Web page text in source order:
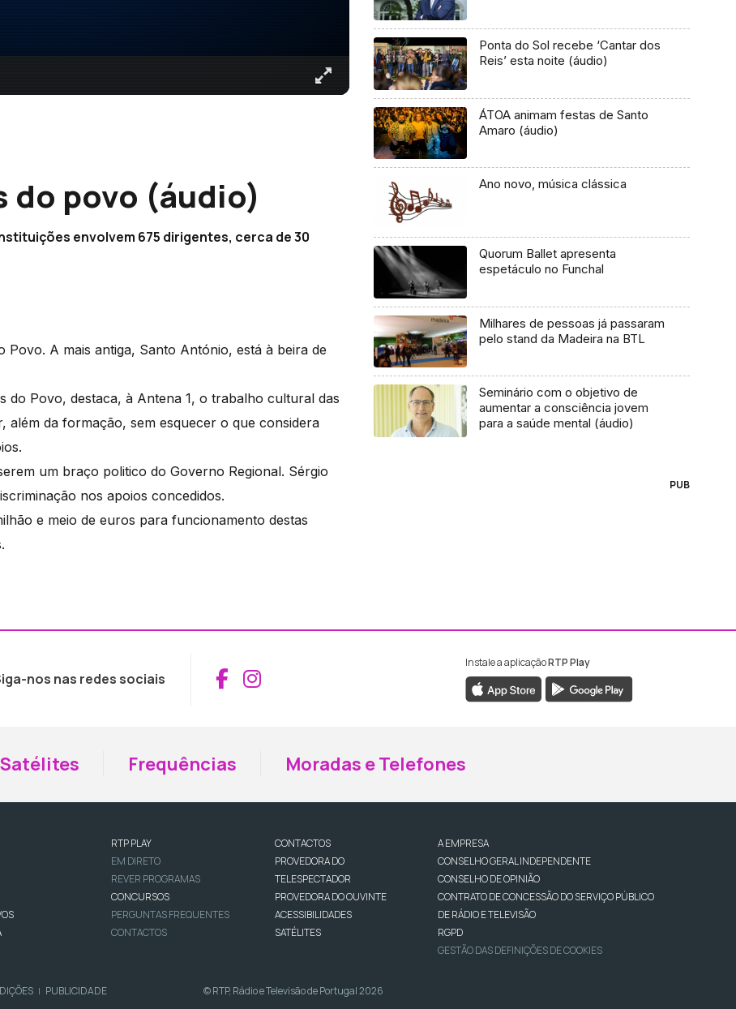
do povo (áudio)
envolvem 675 dirigentes, cerca de 30
A mais antiga, Santo António, está à beira de
do Povo, destaca, à Antena 1, o trabalho cultural das
além da formação, sem esquecer o que considera
um braço politico do Governo Regional. Sérgio
nos apoios concedidos.
e meio de euros para funcionamento destas
Ponta do Sol recebe ‘Cantar dos
Reis’ esta noite (áudio)
ÁTOA animam festas de Santo
Amaro (áudio)
Ano novo, música clássica
Quorum Ballet apresenta
espetáculo no Funchal
Milhares de pessoas já passaram
pelo stand da Madeira na BTL
Seminário com o objetivo de
aumentar a consciência jovem
para a saúde mental (áudio)
PUB
nos nas redes sociais Aceder ao Facebook da RTP Madeira
Aceder ao Instagram da RTP Madeira
Instale a aplicaçãoRTP Play
Frequências Moradas e Telefones
RTP PLAY
EM DIRETO
REVER PROGRAMAS
CONCURSOS
PERGUNTAS FREQUENTES
CONTACTOS
CONTACTOS
PROVEDORA DO
TELESPECTADOR
PROVEDORA DO OUVINTE
ACESSIBILIDADES
SATÉLITES
A EMPRESA
CONSELHO GERAL INDEPENDENTE
CONSELHO DE OPINIÃO
CONTRATO DE CONCESSÃO DO SERVIÇO PÚBLICO
DE RÁDIO E TELEVISÃO
RGPD
GESTÃO DAS DEFINIÇÕES DE COOKIES
| PUBLICIDADE © RTP, Rádio e Televisão de Portugal 2026